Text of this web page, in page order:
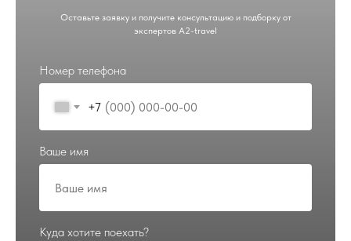
Оставьте заявку и получите консультацию и подборку от
экспертов A2-travel
Номер телефона
+7
Ваше имя
Куда хотите поехать?